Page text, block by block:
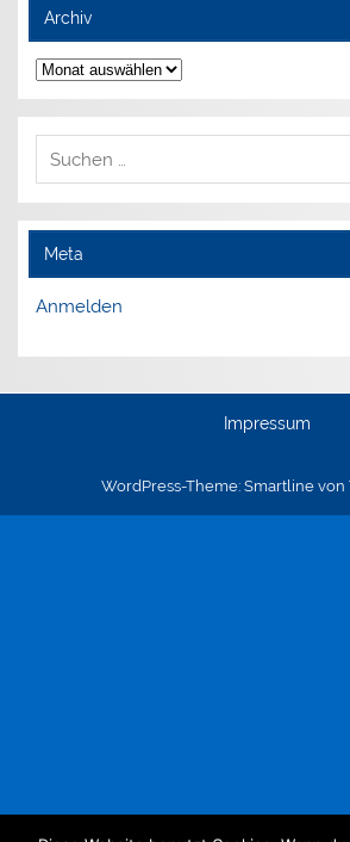
Archiv
Archiv
Meta
Anmelden
Impressum
WordPress-Theme: Smartline von